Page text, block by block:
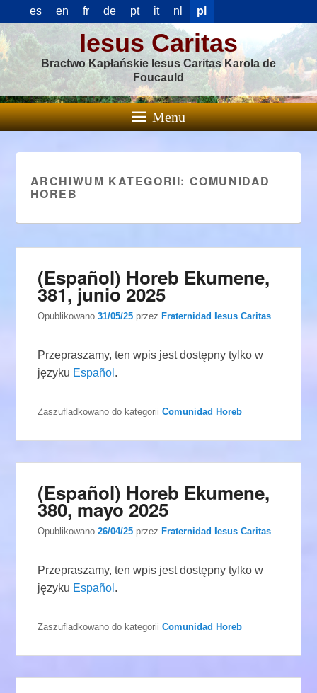
es en fr de pt it nl pl
Iesus Caritas
Bractwo Kapłańskie Iesus Caritas Karola de
Foucauld
Menu
ARCHIWUM KATEGORII: COMUNIDAD
HOREB
(Español) Horeb Ekumene,
381, junio 2025
Opublikowano31/05/25 przez Fraternidad Iesus Caritas
Przepraszamy, ten wpis jest dostępny tylko w
języku Español .
Zaszufladkowano do kategorii Comunidad Horeb
(Español) Horeb Ekumene,
380, mayo 2025
Opublikowano26/04/25 przezFraternidad Iesus Caritas
Przepraszamy, ten wpis jest dostępny tylko w
języku Español .
Zaszufladkowano do kategorii Comunidad Horeb